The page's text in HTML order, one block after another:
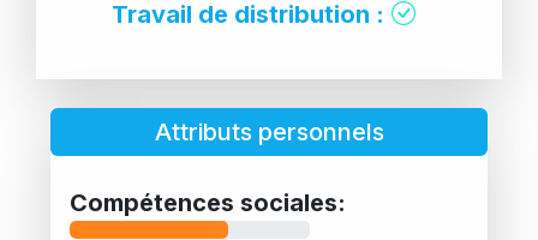
Travail de distribution :
Attributs personnels
Compétences sociales: